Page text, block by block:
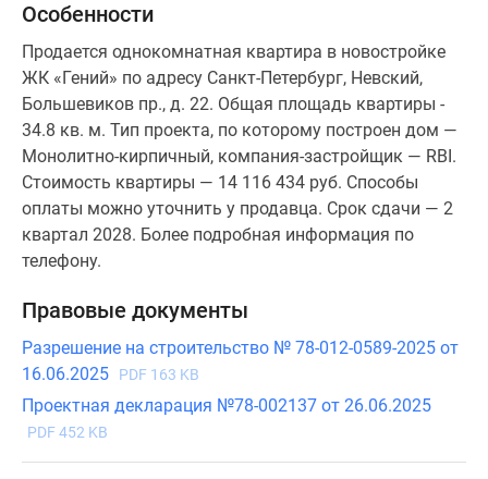
Особенности
Продается однокомнатная квартира в новостройке
ЖК «Гений» по адресу Санкт-Петербург, Невский,
Большевиков пр., д. 22. Общая площадь квартиры -
34.8 кв. м. Тип проекта, по которому построен дом —
Монолитно-кирпичный, компания-застройщик — RBI.
Стоимость квартиры — 14 116 434 руб. Способы
оплаты можно уточнить у продавца. Срок сдачи — 2
квартал 2028. Более подробная информация по
телефону.
Правовые документы
Разрешение на строительство № 78-012-0589-2025 от
16.06.2025
PDF 163 KB
Проектная декларация №78-002137 от 26.06.2025
PDF 452 KB